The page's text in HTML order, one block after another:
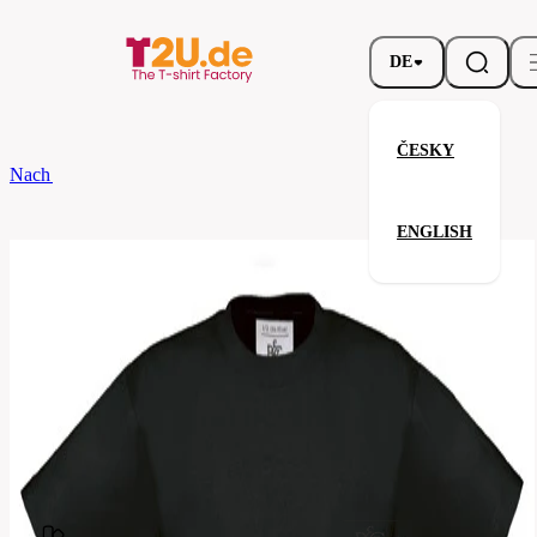
DE
ČESKY
ENGLISH
Nach dem Brand
Parameter
Marke
Verwandte Produkte